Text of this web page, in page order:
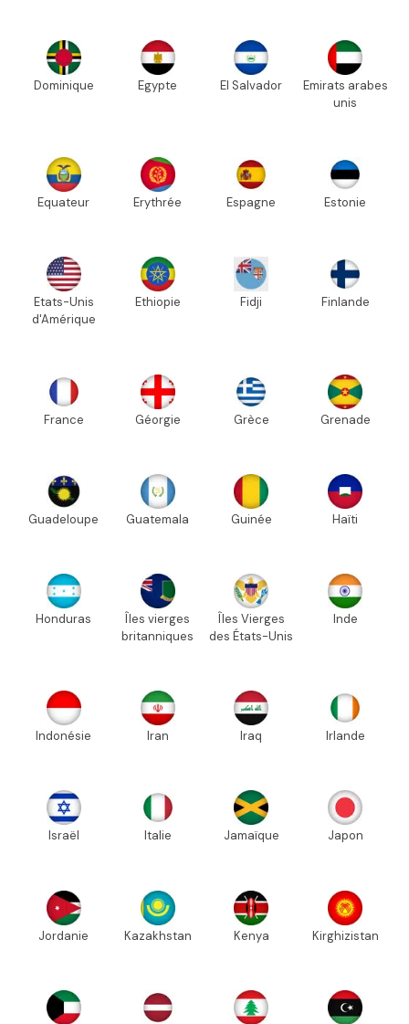
Dominique Egypte El Salvador
Emirats arabes
unis
Equateur Erythrée Espagne Estonie
Etats-Unis
d'Amérique
Ethiopie Fidji Finlande
France Géorgie Grèce Grenade
Guadeloupe Guatemala Guinée Haïti
Honduras
Îles vierges
britanniques
Îles Vierges
des États-Unis
Inde
Indonésie Iran Iraq Irlande
Israël Italie Jamaïque Japon
Jordanie Kazakhstan Kenya Kirghizistan